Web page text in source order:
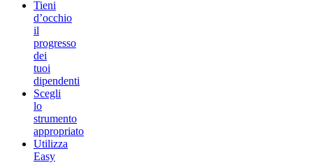
Tieni
d’occhio
il
progresso
dei
tuoi
dipendenti
Scegli
lo
strumento
appropriato
Utilizza
Easy